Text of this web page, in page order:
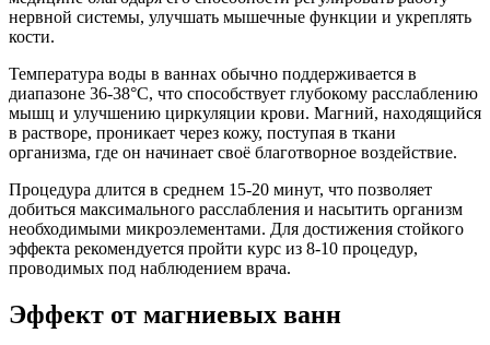
нервной системы, улучшать мышечные функции и укреплять
кости.
Температура воды в ваннах обычно поддерживается в
диапазоне 36-38°C, что способствует глубокому расслаблению
мышц и улучшению циркуляции крови. Магний, находящийся
в растворе, проникает через кожу, поступая в ткани
организма, где он начинает своё благотворное воздействие.
Процедура длится в среднем 15-20 минут, что позволяет
добиться максимального расслабления и насытить организм
необходимыми микроэлементами. Для достижения стойкого
эффекта рекомендуется пройти курс из 8-10 процедур,
проводимых под наблюдением врача.
Эффект от магниевых ванн